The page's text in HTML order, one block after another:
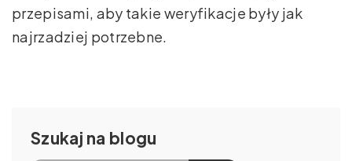
przepisami, aby takie weryfikacje były jak
najrzadziej potrzebne.
Szukaj